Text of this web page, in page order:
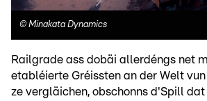
© Minakata Dynamics
Railgrade ass dobäi allerdéngs net
etabléierte Gréissten an der Welt
ze vergläichen, obschonns d'Spill